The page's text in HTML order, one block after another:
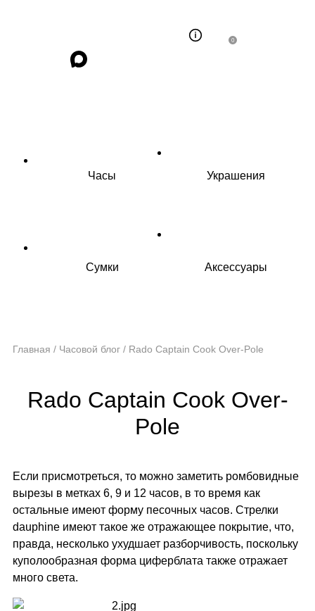
0
Часы Украшения
Сумки Аксессуары
Главная / Часовой блог / Rado Captain Cook Over-Pole
Rado Captain Cook Over-
Pole
Если присмотреться, то можно заметить ромбовидные
вырезы в метках 6, 9 и 12 часов, в то время как
остальные имеют форму песочных часов. Стрелки
dauphine имеют такое же отражающее покрытие, что,
правда, несколько ухудшает разборчивость, поскольку
куполообразная форма циферблата также отражает
много света.